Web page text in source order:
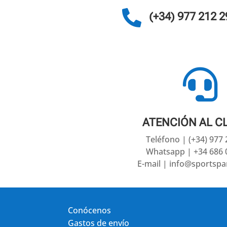
 (+34) 977 212

ATENCIÓN AL
Teléfono | (+34) 977
Whatsapp | +34 686
E-mail |
Conócenos
Gastos de envío